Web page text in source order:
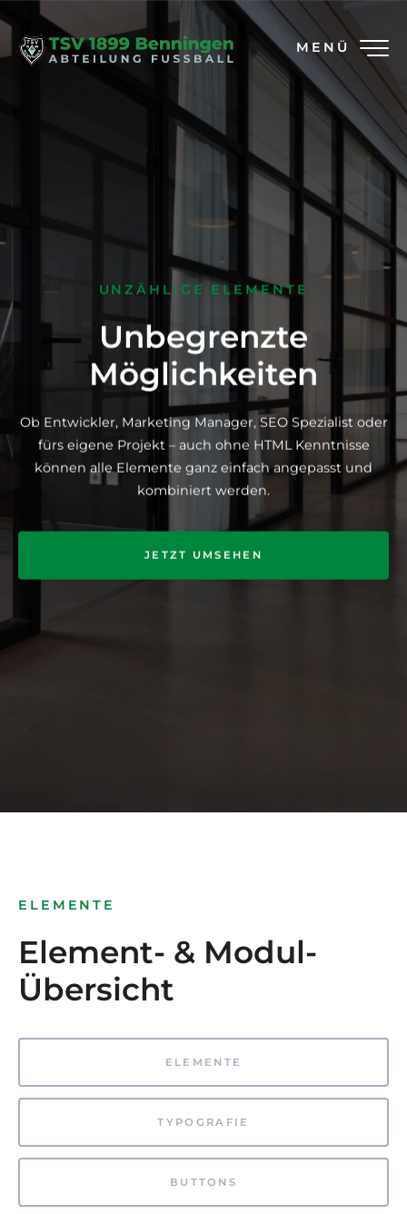
MENÜ
UNZÄHLIGE ELEMENTE
Unbegrenzte
Möglichkeiten
Ob Entwickler, Marketing Manager, SEO Spezialist oder
fürs eigene Projekt – auch ohne HTML Kenntnisse
können alle Elemente ganz einfach angepasst und
kombiniert werden.
JETZT UMSEHEN
ELEMENTE
Element- & Modul-
Übersicht
ELEMENTE
TYPOGRAFIE
BUTTONS